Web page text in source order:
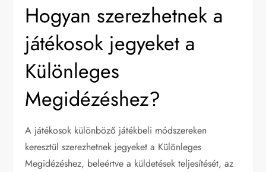
Hogyan szerezhetnek a
játékosok jegyeket a
Különleges
Megidézéshez?
A játékosok különböző játékbeli módszereken
keresztül szerezhetnek jegyeket a Különleges
Megidézéshez, beleértve a küldetések teljesítését, az